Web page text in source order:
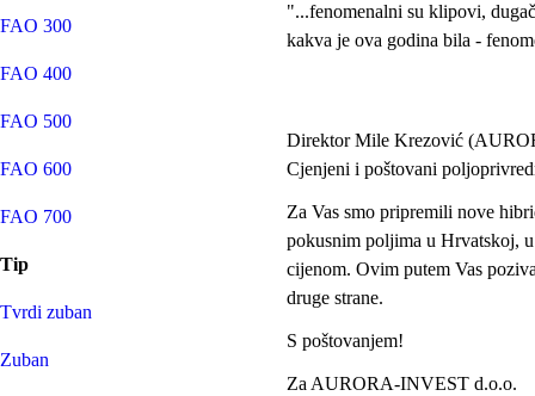
"...fenomenalni su klipovi,
kakva je ova godina bila -
Direktor Mile Krezović
Cjenjeni i poštovani
Za Vas smo pripremili nove
pokusnim poljima u Hrvatskoj,
cijenom. Ovim putem Vas
druge strane.
S poštovanjem!
Za AURORA-INVEST d.o.o.
FAO 300
FAO 400
FAO 500
FAO 600
FAO 700
Tip
Tvrdi zuban
Zuban